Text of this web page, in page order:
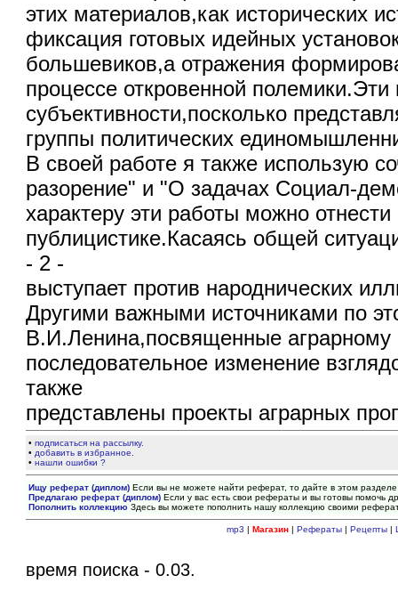
этих материалов,как исторических
фиксация готовых идейных
большевиков,а отражения
процессе откровенной
субъективности,посколько
группы политических
В своей работе я также использую
разорение" и "О задачах Социал-
характеру эти работы можно отнести
публицистике.Касаясь общей
- 2 -
выступает против народнических
Другими важными источниками по
В.И.Ленина,посвященные аграрному
последовательное изменение
также
представлены проекты аграрных
•подписаться на рассылку.
• добавить в избранное.
•нашли ошибки ?
Ищу реферат (диплом) Если вы не можете найти реферат, то дайте в этом
Предлагаю реферат (диплом) Если у вас есть свои рефераты и вы готовы помочь
Пополнить коллекцию Здесь вы можете пополнить нашу коллекцию своими
mp3 | Магазин| Рефераты| Рецепты|
время поиска - 0.03.